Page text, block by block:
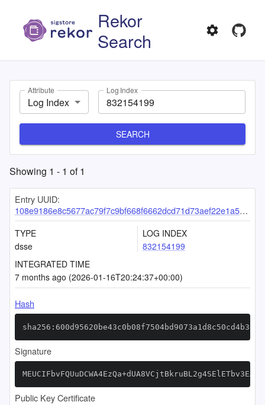
Rekor
Search
Attribute
Log Index
Log Index
SEARCH
Showing 1 - 1 of1
Entry UUID:
108e9186e8c5677ac79f7c9bf668f6662dcd71d73aef22e1a56042507864cbfe9bcbc0b262c0685d
TYPE
dsse
LOG INDEX
832154199
INTEGRATED TIME
7 months ago (2026-01-16T20:24:37+00:00)
Hash
Signature
Public Key Certificate